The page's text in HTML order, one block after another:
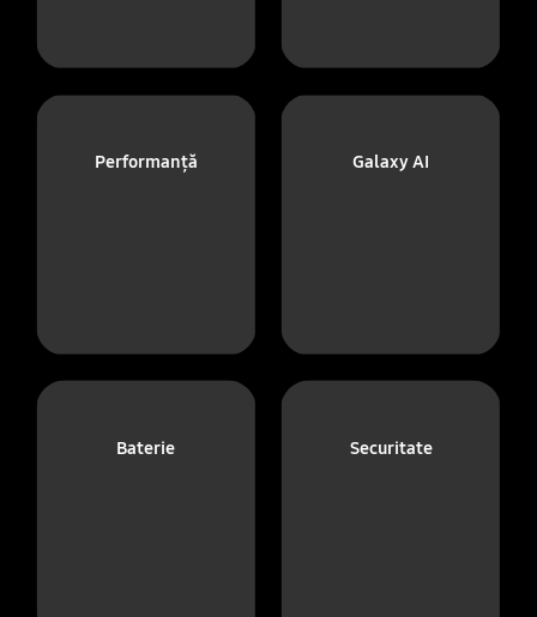
Performanță Galaxy AI
Baterie Securitate